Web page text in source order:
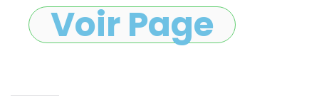
Voir Page